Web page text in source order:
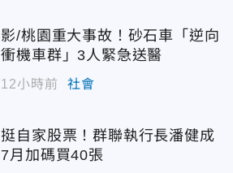
影/桃園重大事故！砂石車「逆向
衝機車群」3人緊急送醫
12小時前 社會
挺自家股票！群聯執行長潘健成
7月加碼買40張